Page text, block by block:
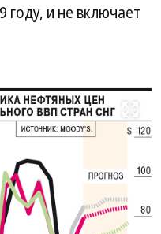
году, и не включает
Развернуть на весь экран